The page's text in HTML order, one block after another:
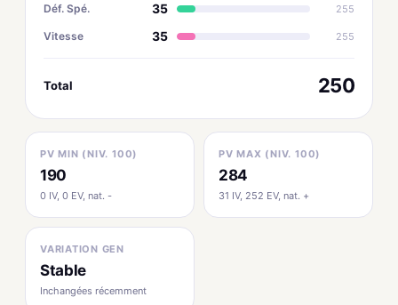
Déf. Spé. 35 255
Vitesse 35 255
Total 250
PV MIN (NIV. 100)
190
0 IV, 0 EV, nat. -
PV MAX (NIV. 100)
284
31 IV, 252 EV, nat. +
VARIATION GEN
Stable
Inchangées récemment